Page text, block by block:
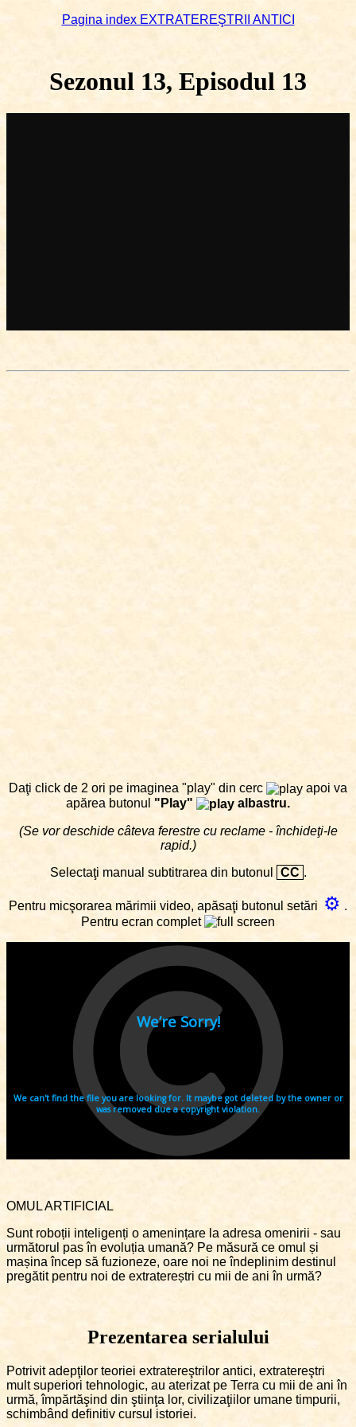
Pagina index EXTRATEREŞTRII ANTICI
Sezonul 13, Episodul 13
Daţi click de 2 ori pe imaginea "play" din cerc
apoi va
apărea butonul "Play" albastru.
(Se vor deschide câteva ferestre cu reclame - închideţi-le
rapid.)
Selectaţi manual subtitrarea din butonul
CC .
Pentru micşorarea mărimii video, apăsaţi butonul setări ⚙ .
Pentru ecran complet
OMUL ARTIFICIAL
Sunt roboții inteligenți o amenințare la adresa omenirii - sau
următorul pas în evoluția umană? Pe măsură ce omul și
mașina încep să fuzioneze, oare noi ne îndeplinim destinul
pregătit pentru noi de extratereștri cu mii de ani în urmă?
Prezentarea serialului
Potrivit adepţilor teoriei extratereştrilor antici, extratereştri
mult superiori tehnologic, au aterizat pe Terra cu mii de ani în
urmă, împărtăşind din ştiinţa lor, civilizaţiilor umane timpurii,
schimbând definitiv cursul istoriei.